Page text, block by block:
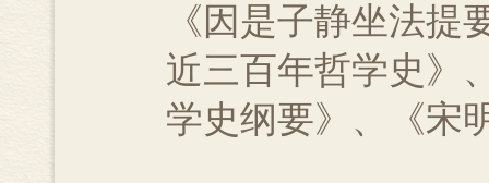
《因是子静坐法
近三百年哲学史》
学史纲要》、《宋